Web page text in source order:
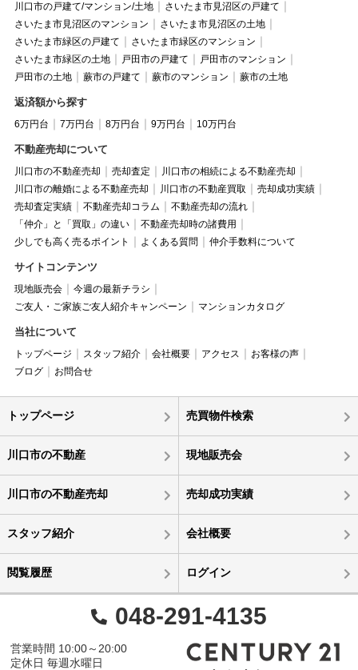
川口市の戸建て/マンション/土地
さいたま市見沼区の戸建て
さいたま市見沼区のマンション
さいたま市見沼区の土地
さいたま市緑区の戸建て
さいたま市緑区のマンション
さいたま市緑区の土地
戸田市の戸建て
戸田市のマンション
戸田市の土地
蕨市の戸建て 蕨市のマンション 蕨市の土地
返済額から探す
6万円台 7万円台 8万円台 9万円台 10万円台
不動産売却について
川口市の不動産売却 売却査定
川口市の相続による不動産売却
川口市の離婚による不動産売却
川口市の不動産買取
売却成功実績
売却査定実績
不動産売却コラム
不動産売却の流れ
「仲介」と「買取」の違い
不動産売却時の諸費用
少しでも高く売るポイント
よくある質問 仲介手数料について
サイトコンテンツ
現地販売会
今週の最新チラシ
ご友人・ご家族ご友人紹介キャンペーン
マンションカタログ
当社について
トップページ スタッフ紹介 会社概要 アクセス
お客様の声
ブログ
お問合せ
トップページ 売買物件検索
川口市の不動産 現地販売会
川口市の不動産売却 売却成功実績
スタッフ紹介 会社概要
閲覧履歴 ログイン
048-291-4135
営業時間 10:00～20:00
定休日 毎週水曜日